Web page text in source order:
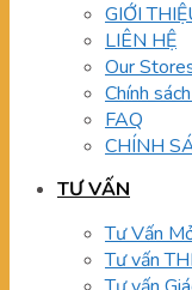
GIỚI
LIÊN HỆ
Our
Chính
FAQ
CHÍNH
TƯ VẤN
Tư Vấn
Tư vấn